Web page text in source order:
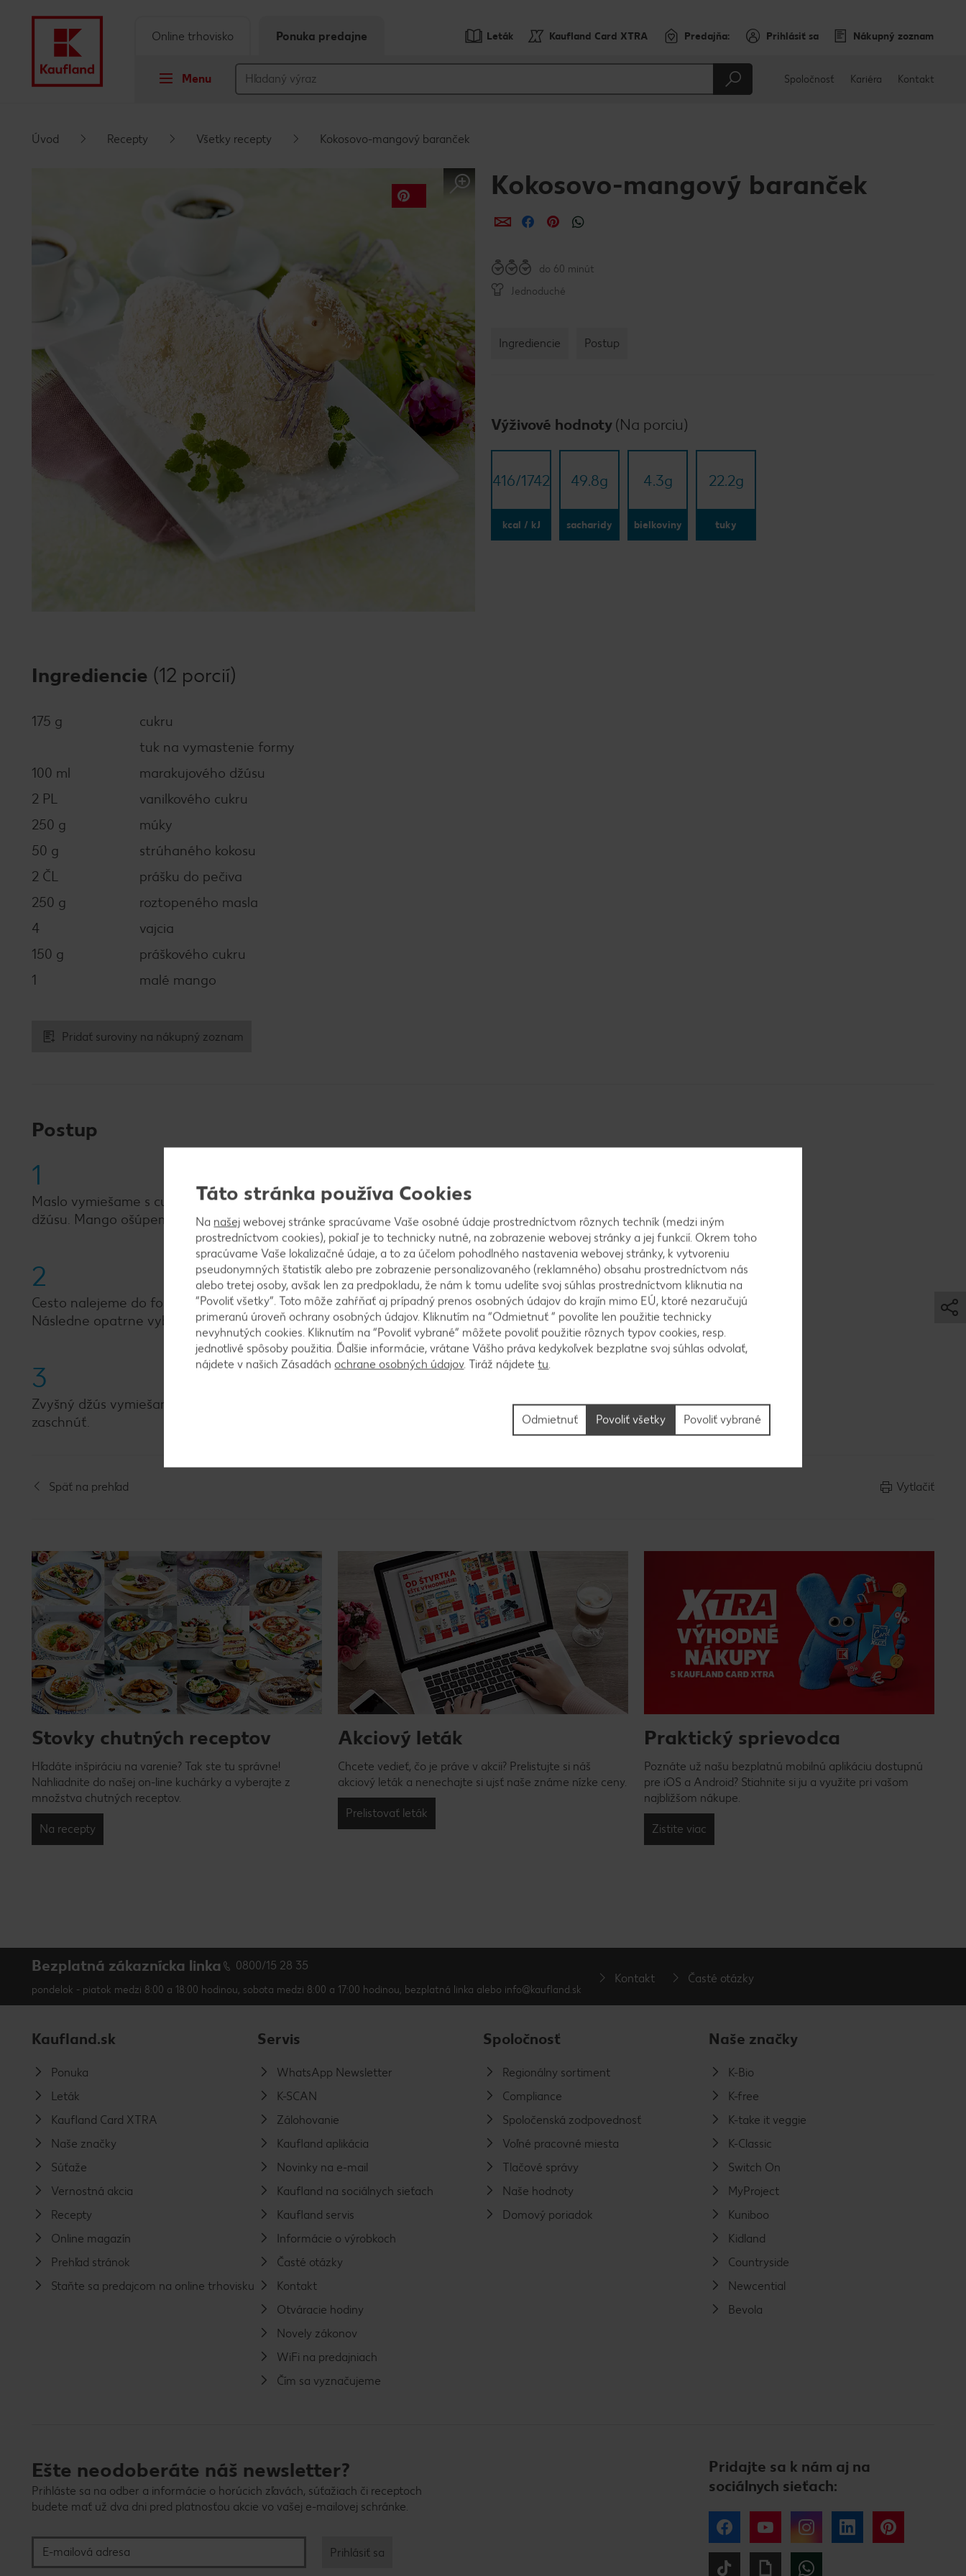
Vyskakovací bočný panel
Leták Kaufland Card XTRA Predajňa: Prihlásiť sa Nákupný zoznam
Menu
Online trhovisko Ponuka predajne
Spoločnosť Kariéra Kontakt
Úvod Recepty Všetky recepty Kokosovo-mangový baranček
Kokosovo-mangový baranček
ZdieľaťZdieľaťZdieľať
do 60 minút
Jednoduché
Ingrediencie Postup
Výživové hodnoty (Na porciu)
416/​1742
kcal / kJ
49.8g
sacharidy
4.3g
bielkoviny
22.2g
tuky
Ingrediencie (12 porcií)
175 g
cukru
tuk na vymastenie formy
100 ml
marakujového džúsu
2 PL
vanilkového cukru
250 g
múky
50 g
strúhaného kokosu
2 ČL
prášku do pečiva
250 g
roztopeného masla
4
vajcia
150 g
práškového cukru
1
malé mango
Pridať suroviny na nákupný zoznam
Postup
1
Maslo vymiešame s cukrom, vanilkovým cukrom a jedným vajíčkom. Pridáme múku, prášok do pečiva a 70 ml
džúsu. Mango ošúpeme, odkôstkujeme, nadrobno nakrájame a pridáme do cesta.
2
Cesto nalejeme do formy barančeka a pečieme v rozohriatej rúre pri teplote 180 °C približne 50 – 60 minút.
Následne opatrne vyberieme z formy a necháme vychladnúť.
3
Zvyšný džús vymiešame s práškovým cukrom, zmesou potrieme barančeka, posypeme kokosom a necháme
zaschnúť.
Späť na prehľad Vytlačiť
Stovky chutných receptov
Hľadáte inšpiráciu na varenie? Tak ste tu správne!
Nahliadnite do našej on-line kuchárky a vyberajte z
množstva chutných receptov.
Na recepty
Akciový leták
Chcete vedieť, čo je práve v akcii? Prelistujte si náš
akciový leták a nenechajte si ujsť naše známe nízke ceny.
Prelistovať leták
Praktický sprievodca
Poznáte už našu bezplatnú mobilnú aplikáciu dostupnú
pre iOS a Android? Stiahnite si ju a využite pri vašom
najbližšom nákupe.
Zistite viac
Bezplatná zákaznícka linka 0800/15 28 35
pondelok - piatok medzi 8:00 a 18:00 hodinou, sobota medzi 8:00 a 17:00 hodinou, bezplatná linka alebo info@kaufland.sk
Kontakt Časté otázky
Kaufland.sk
Ponuka
Leták
Kaufland Card XTRA
Naše značky
Súťaže
Vernostná akcia
Recepty
Online magazín
Prehľad stránok
Staňte sa predajcom na online trhovisku
Servis
WhatsApp Newsletter
K-SCAN
Zálohovanie
Kaufland aplikácia
Novinky na e-mail
Kaufland na sociálnych sieťach
Kaufland servis
Informácie o výrobkoch
Časté otázky
Kontakt
Otváracie hodiny
Novely zákonov
WiFi na predajniach
Čím sa vyznačujeme
Spoločnosť
Regionálny sortiment
Compliance
Spoločenská zodpovednosť
Voľné pracovné miesta
Tlačové správy
Naše hodnoty
Domový poriadok
Naše značky
K-Bio
K-free
K-take it veggie
K-Classic
Switch On
MyProject
Kuniboo
Kidland
Countryside
Newcential
Bevola
Ešte neodoberáte náš newsletter?
Prihláste sa na odber a informácie o horúcich zľavách, súťažiach či receptoch
budete mať už dva dni pred platnosťou akcie vo vašej e-mailovej schránke.
E-mailová adresa Prihlásiť sa
Pridajte sa k nám aj na
sociálnych sieťach:
Facebook YouTube Instagram LinkedIn
Tiktok Giphy
Táto stránka používa Cookies
Na našej webovej stránke spracúvame Vaše osobné údaje prostredníctvom rôznych techník (medzi iným
prostredníctvom cookies), pokiaľ je to technicky nutné, na zobrazenie webovej stránky a jej funkcií. Okrem toho
spracúvame Vaše lokalizačné údaje, a to za účelom pohodlného nastavenia webovej stránky, k vytvoreniu
pseudonymných štatistík alebo pre zobrazenie personalizovaného (reklamného) obsahu prostredníctvom nás
alebo tretej osoby, avšak len za predpokladu, že nám k tomu udelíte svoj súhlas prostredníctvom kliknutia na
“Povoliť všetky”. Toto môže zahŕňať aj prípadný prenos osobných údajov do krajín mimo EÚ, ktoré nezaručujú
primeranú úroveň ochrany osobných údajov. Kliknutím na “Odmietnuť ” povolíte len použitie technicky
nevyhnutých cookies. Kliknutím na “Povoliť vybrané” môžete povoliť použitie rôznych typov cookies, resp.
jednotlivé spôsoby použitia. Ďalšie informácie, vrátane Vášho práva kedykoľvek bezplatne svoj súhlas odvolať,
nájdete v našich Zásadách ochrane osobných údajov. Tiráž nájdetetu.
Povoliť vybrané
Odmietnuť Povoliť všetky